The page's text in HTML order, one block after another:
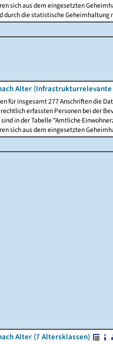
sich aus dem eingesetzten
durch die statistische Geheimhaltung
Alter
für insgesamt 277 Anschriften die
erfassten Personen bei der
in der Tabelle "Amtliche
sich aus dem eingesetzten
Alter (7 Altersklassen)